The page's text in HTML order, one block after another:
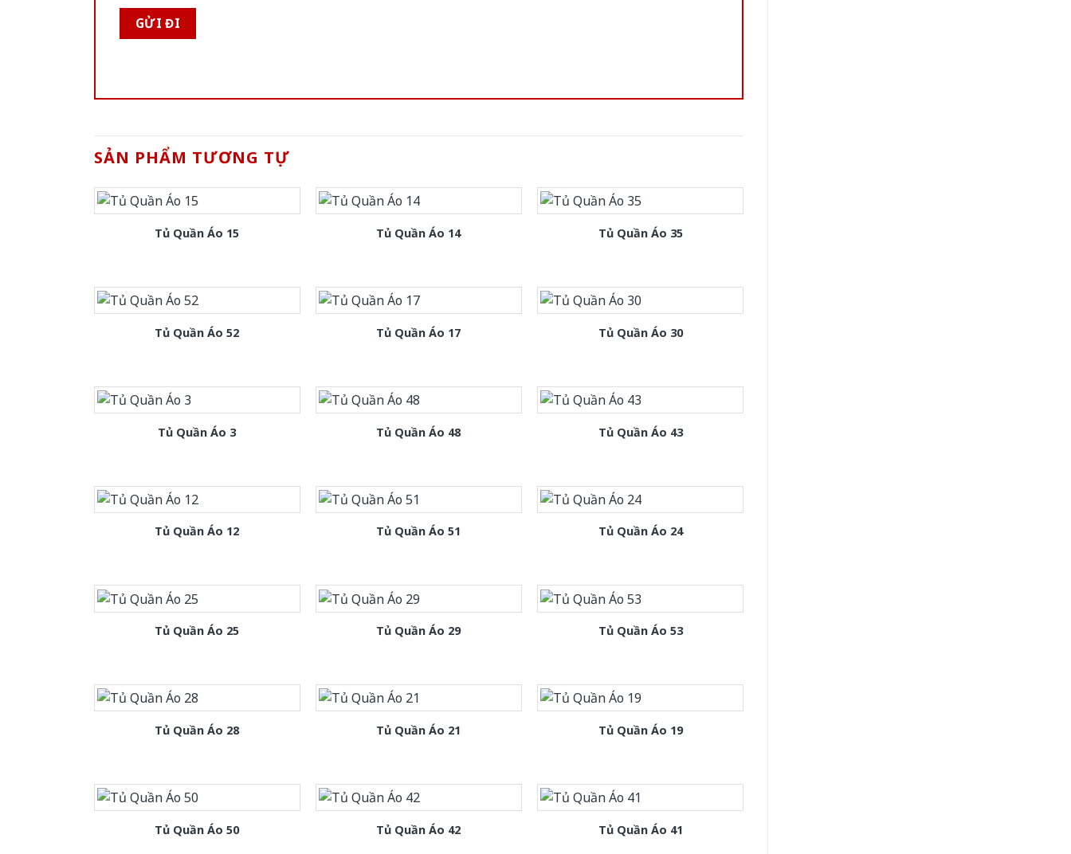
SẢN PHẨM TƯƠNG TỰ
Tủ Quần Áo 15 Tủ Quần Áo 14 Tủ Quần Áo 35
Tủ Quần Áo 52 Tủ Quần Áo 17 Tủ Quần Áo 30
Tủ Quần Áo 3 Tủ Quần Áo 48 Tủ Quần Áo 43
Tủ Quần Áo 12 Tủ Quần Áo 51 Tủ Quần Áo 24
Tủ Quần Áo 25 Tủ Quần Áo 29 Tủ Quần Áo 53
Tủ Quần Áo 28 Tủ Quần Áo 21 Tủ Quần Áo 19
Tủ Quần Áo 50 Tủ Quần Áo 42 Tủ Quần Áo 41